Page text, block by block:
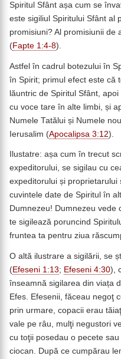
Spiritul Sfânt așa cum se
este sigiliul Spiritului Sfânt al
promisiuni? Al promisiunii de
(Fapte 1:4-8).
Astfel în cadrul botezului în
în Spirit; primul efect este că
lăuntric de Spiritul Sfânt,
cu voce tare în alte limbi, și
Numele Tatălui și Numele
Ierusalim (Apocalipsa 3:12).
Ilustatre: așa cum în trecut
expeditorului, se sigilau cu
expeditorului și
cuvintele date de Spiritul în
Dumnezeu! Dumnezeu vede
te sigilează poruncind
fruntea ta pentru ziua
O altă ilustrare a sigilării, se
(Efeseni 1:13; Efeseni 4:30),
înseamnă sigilarea din viața
Efes. Efesenii, făceau negoţ
prin urmare, copacii erau
vale pe râu, mulţi negustori
cu toţii posedau o pecete
ciocan. După ce cumpărau